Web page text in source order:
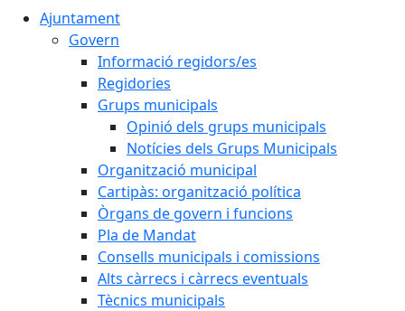
Ajuntament
Govern
Informació regidors/es
Regidories
Grups municipals
Opinió dels grups municipals
Notícies dels Grups Municipals
Organització municipal
Cartipàs: organització política
Òrgans de govern i funcions
Pla de Mandat
Consells municipals i comissions
Alts càrrecs i càrrecs eventuals
Tècnics municipals